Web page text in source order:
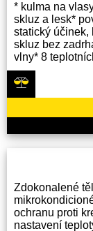
* kulma na
skluz a lesk*
statický účinek,
skluz bez
vlny* 8
Zdokonalené
ochranu proti
nastavení